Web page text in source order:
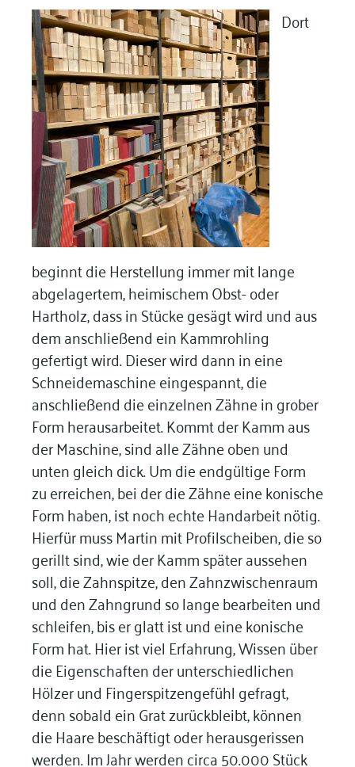
Dort
beginnt die Herstellung immer mit lange
abgelagertem, heimischem Obst- oder
Hartholz, dass in Stücke gesägt wird und aus
dem anschließend ein Kammrohling
gefertigt wird. Dieser wird dann in eine
Schneidemaschine eingespannt, die
anschließend die einzelnen Zähne in grober
Form herausarbeitet. Kommt der Kamm aus
der Maschine, sind alle Zähne oben und
unten gleich dick. Um die endgültige Form
zu erreichen, bei der die Zähne eine konische
Form haben, ist noch echte Handarbeit nötig.
Hierfür muss Martin mit Profilscheiben, die so
gerillt sind, wie der Kamm später aussehen
soll, die Zahnspitze, den Zahnzwischenraum
und den Zahngrund so lange bearbeiten und
schleifen, bis er glatt ist und eine konische
Form hat. Hier ist viel Erfahrung, Wissen über
die Eigenschaften der unterschiedlichen
Hölzer und Fingerspitzengefühl gefragt,
denn sobald ein Grat zurückbleibt, können
die Haare beschäftigt oder herausgerissen
werden. Im Jahr werden circa 50.000 Stück